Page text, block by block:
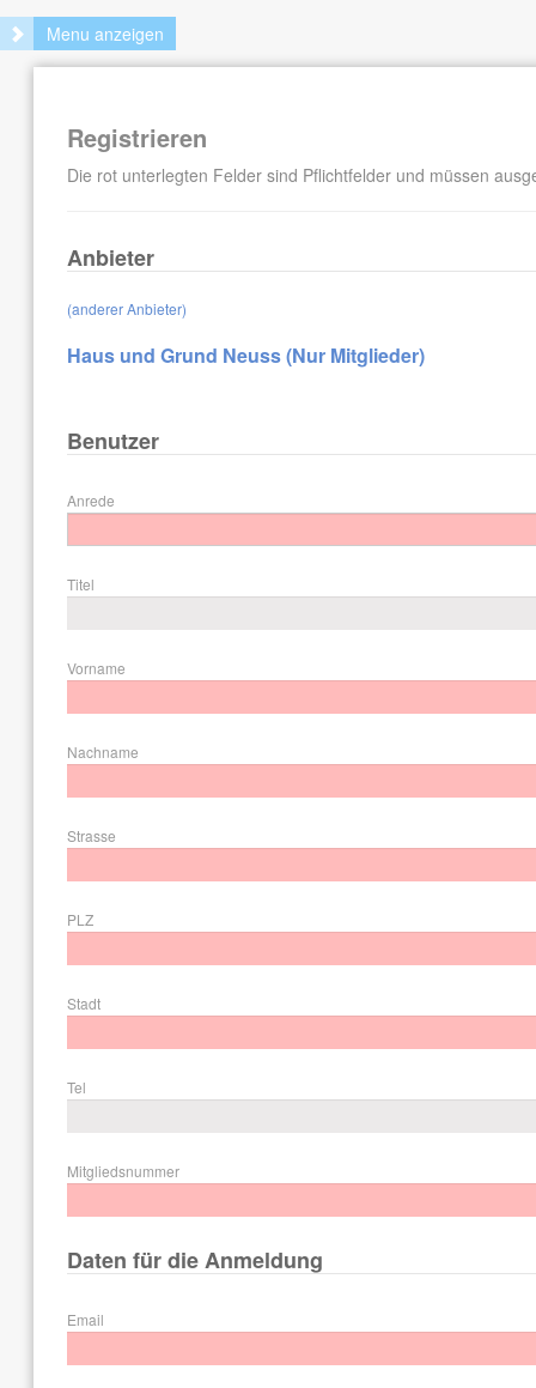
Menu anzeigen
Registrieren
Die rot unterlegten Felder sind Pflichtfelder und müssen
Anbieter
(anderer Anbieter)
Haus und Grund Neuss (Nur Mitglieder)
Benutzer
Anrede
Titel
Vorname
Nachname
Strasse
PLZ
Stadt
Tel
Mitgliedsnummer
Daten für die Anmeldung
Email